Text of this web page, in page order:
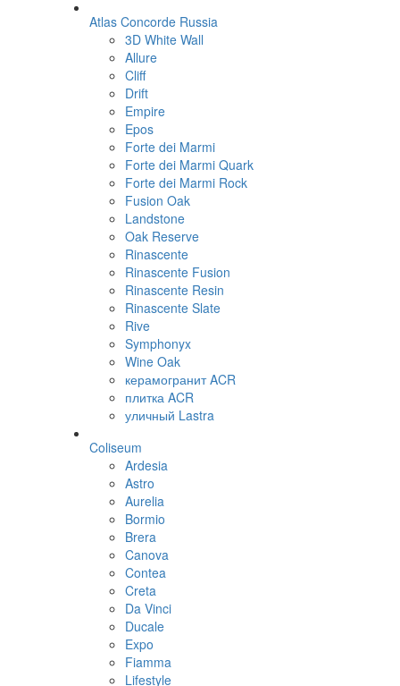
Atlas Concorde Russia
3D White Wall
Allure
Cliff
Drift
Empire
Epos
Forte dei Marmi
Forte dei Marmi Quark
Forte dei Marmi Rock
Fusion Oak
Landstone
Oak Reserve
Rinascente
Rinascente Fusion
Rinascente Resin
Rinascente Slate
Rive
Symphonyx
Wine Oak
керамогранит ACR
плитка ACR
уличный Lastra
Coliseum
Ardesia
Astro
Aurelia
Bormio
Brera
Canova
Contea
Creta
Da Vinci
Ducale
Expo
Fiamma
Lifestyle